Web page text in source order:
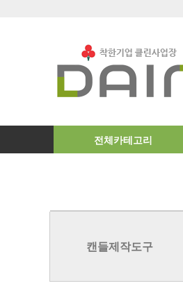
전체카테고리
캔들제작도구